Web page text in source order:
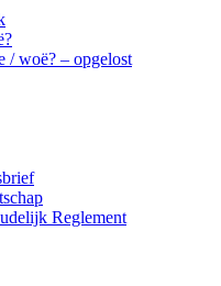
/ woë? – opgelost
Reglement